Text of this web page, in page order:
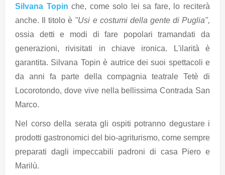
Silvana Topinche, come solo lei sa fare, lo reciterà
anche. Il titolo è "Usi e costumi della gente di Puglia",
ossia detti e modi di fare popolari tramandati da
generazioni, rivisitati in chiave ironica. L'ilarità è
garantita. Silvana Topin è autrice dei suoi spettacoli e
da anni fa parte della compagnia teatrale Tetè di
Locorotondo, dove vive nella bellissima Contrada San
Marco.
Nel corso della serata gli ospiti potranno degustare i
prodotti gastronomici del bio-agriturismo, come sempre
preparati dagli impeccabili padroni di casa Piero e
Marilù.